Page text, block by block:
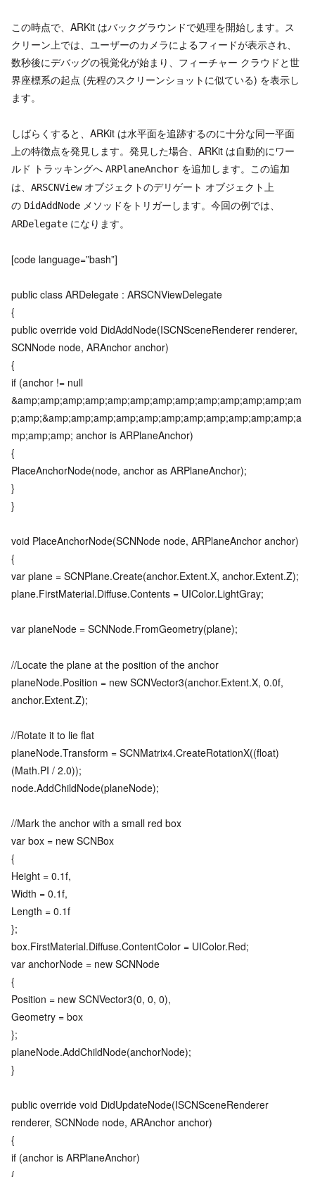
この時点で、ARKit はバックグラウンドで処理を開始します。ス
クリーン上では、ユーザーのカメラによるフィードが表示され、
数秒後にデバッグの視覚化が始まり、フィーチャー クラウドと世
界座標系の起点 (先程のスクリーンショットに似ている) を表示し
ます。
しばらくすると、ARKit は水平面を追跡するのに十分な同一平面
上の特徴点を発見します。発見した場合、ARKit は自動的にワー
ルド トラッキングへ ARPlaneAnchor を追加します。この追加
は、
ARSCNViewオブジェクトのデリゲート オブジェクト上
の DidAddNode メソッドをトリガーします。今回の例では、
ARDelegate になります。
[code language=”bash”]
public class ARDelegate : ARSCNViewDelegate
{
public override void DidAddNode(ISCNSceneRenderer renderer,
SCNNode node, ARAnchor anchor)
{
if (anchor != null
&amp;amp;amp;amp;amp;amp;amp;amp;amp;amp;amp;amp;am
p;amp;&amp;amp;amp;amp;amp;amp;amp;amp;amp;amp;amp;a
mp;amp;amp; anchor is ARPlaneAnchor)
{
PlaceAnchorNode(node, anchor as ARPlaneAnchor);
}
}
void PlaceAnchorNode(SCNNode node, ARPlaneAnchor anchor)
{
var plane = SCNPlane.Create(anchor.Extent.X, anchor.Extent.Z);
plane.FirstMaterial.Diffuse.Contents = UIColor.LightGray;
var planeNode = SCNNode.FromGeometry(plane);
//Locate the plane at the position of the anchor
planeNode.Position = new SCNVector3(anchor.Extent.X, 0.0f,
anchor.Extent.Z);
//Rotate it to lie flat
planeNode.Transform = SCNMatrix4.CreateRotationX((float)
(Math.PI / 2.0));
node.AddChildNode(planeNode);
//Mark the anchor with a small red box
var box = new SCNBox
{
Height = 0.1f,
Width = 0.1f,
Length = 0.1f
};
box.FirstMaterial.Diffuse.ContentColor = UIColor.Red;
var anchorNode = new SCNNode
{
Position = new SCNVector3(0, 0, 0),
Geometry = box
};
planeNode.AddChildNode(anchorNode);
}
public override void DidUpdateNode(ISCNSceneRenderer
renderer, SCNNode node, ARAnchor anchor)
{
if (anchor is ARPlaneAnchor)